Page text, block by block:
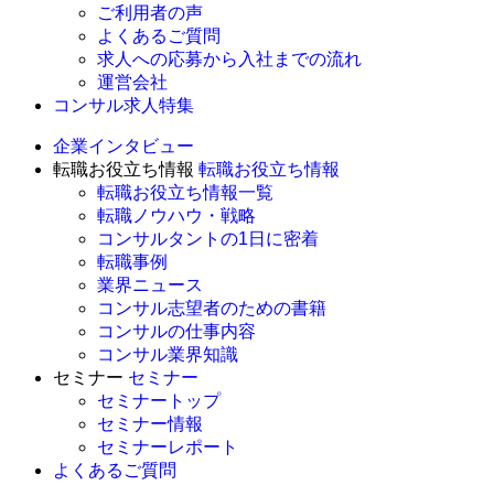
ご利用者の声
よくあるご質問
求人への応募から入社までの流れ
運営会社
コンサル求人特集
企業インタビュー
転職お役立ち情報 転職お役立ち情報
転職お役立ち情報一覧
転職ノウハウ・戦略
コンサルタントの1日に密着
転職事例
業界ニュース
コンサル志望者のための書籍
コンサルの仕事内容
コンサル業界知識
セミナー セミナー
セミナートップ
セミナー情報
セミナーレポート
よくあるご質問